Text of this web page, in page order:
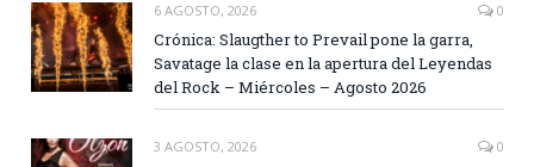
6 AGOSTO, 2026 0
Crónica: Slaugther to Prevail pone la garra,
Savatage la clase en la apertura del Leyendas
del Rock – Miércoles – Agosto 2026
3 AGOSTO, 2026 0